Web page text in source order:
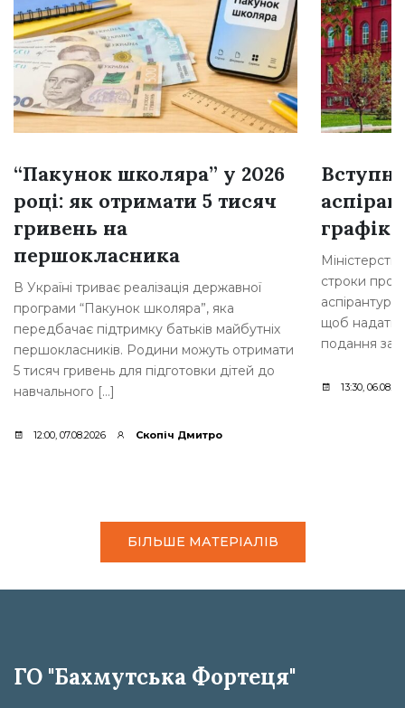
“Пакунок школяра” у 2026
році: як отримати 5 тисяч
гривень на
першокласника
В Україні триває реалізація державної
програми “Пакунок школяра”, яка
передбачає підтримку батьків майбутніх
першокласників. Родини можуть отримати
5 тисяч гривень для підготовки дітей до
навчального […]
12:00, 07.08.2026 Скопіч Дмитро
графік
строки
щоб надати
подання
13:30,
БІЛЬШЕ МАТЕРІАЛІВ
ГО "Бахмутська Фортеця"